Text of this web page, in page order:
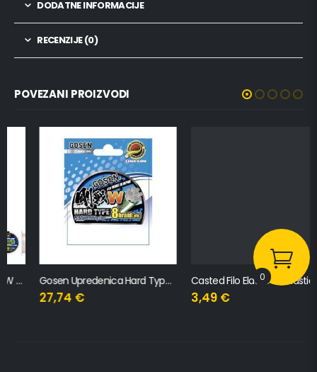
DODATNE INFORMACIJE
RECENZIJE (0)
POVEZANI PROIZVODI
Gosen Upredenica Hard Type 8 Niti – Zelena, #1, 20lb, 150m, 171mm
27,74€
Casted Filo Elastico – Elastični Fini Konac za Mamčenje 200m
3,49€
0